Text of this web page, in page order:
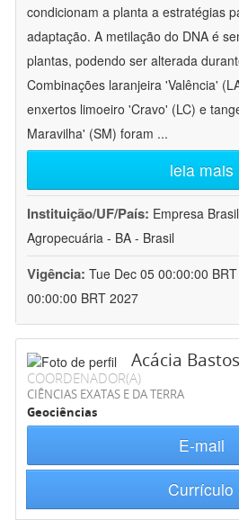
condicionam a planta a estratégias
adaptação. A metilação do DNA é
plantas, podendo ser alterada
Combinações laranjeira 'Valência'
enxertos limoeiro 'Cravo' (LC) e
Maravilha' (SM) foram ...
leia mais
Instituição/UF/País: Empresa
Agropecuária - BA - Brasil
Vigência: Tue Dec 05 00:00:00
00:00:00 BRT 2027
Acácia
COORDENADOR(A)
CIÊNCIAS EXATAS E DA TERRA
Geociências
E-mail
Currículo